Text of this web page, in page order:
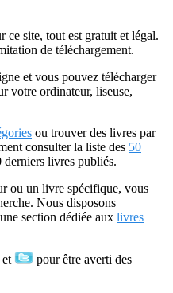
site, tout est gratuit et légal.
de téléchargement.
et vous pouvez télécharger
votre ordinateur, liseuse,
ou trouver des livres par
consulter la liste des 50
derniers livres publiés.
ou un livre spécifique, vous
Nous disposons
section dédiée aux livres
et
pour être averti des